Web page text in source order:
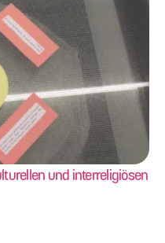
und interreligiösen